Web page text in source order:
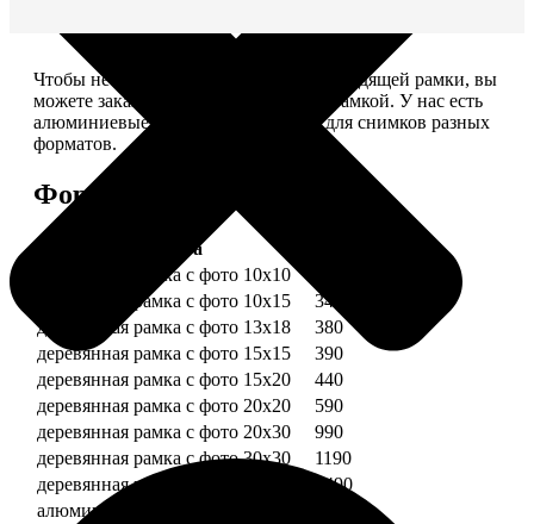
Чтобы не тратить время на поиск подходящей рамки, вы
можете заказать печать фото сразу с рамкой. У нас есть
алюминиевые и деревянные рамки для снимков разных
форматов.
Форматы и цены
Услуга
деревянная рамка с фото 10х10
деревянная рамка с фото 10х15
340
деревянная рамка с фото 13х18
380
деревянная рамка с фото 15х15
390
деревянная рамка с фото 15х20
440
деревянная рамка с фото 20х20
590
деревянная рамка с фото 20х30
990
деревянная рамка с фото 30х30
1190
деревянная рамка с фото 30х40
1490
алюминиевая рамка с фото 10х15